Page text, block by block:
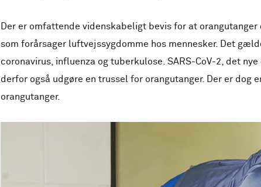
Der er omfattende videnskabeligt bevis for at
som forårsager luftvejssygdomme hos mennesker. Det
coronavirus, influenza og tuberkulose. SARS-CoV-2, det
derfor også udgøre en trussel for orangutanger. Der er
orangutanger.